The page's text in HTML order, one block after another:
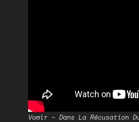
Vomir – Dans La Récusation